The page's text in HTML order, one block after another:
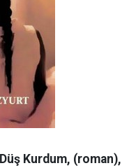
Kurdum, (roman),